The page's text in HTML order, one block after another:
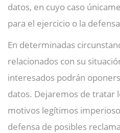
datos, en cuyo caso
para el ejercicio o la
En determinadas
relacionados con su
interesados podrán
datos. Dejaremos de tratar
motivos legítimos
defensa de posibles